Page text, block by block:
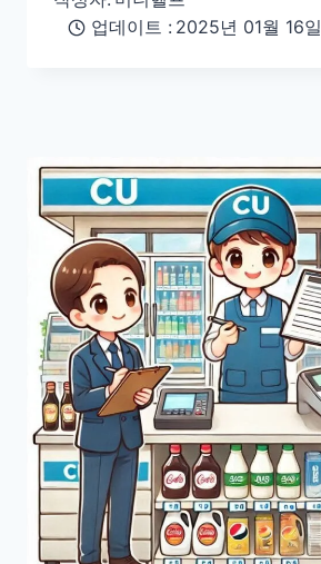
업데이트 : 2025년 01월 16일